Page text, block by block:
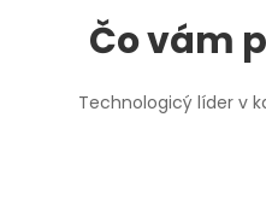
Čo vám
Technologicý líder v